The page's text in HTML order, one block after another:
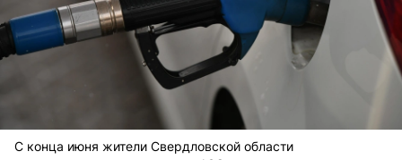
С конца июня жители Свердловской области